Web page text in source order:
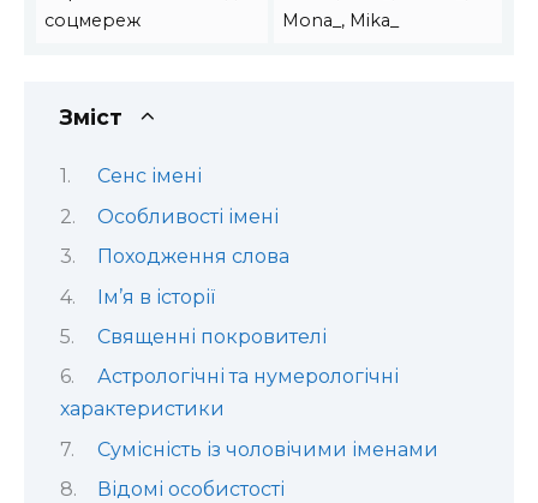
соцмереж
Mona_, Mika_
Зміст
Сенс імені
Особливості імені
Походження слова
Ім’я в історії
Священні покровителі
Астрологічні та нумерологічні
характеристики
Сумісність із чоловічими іменами
Відомі особистості